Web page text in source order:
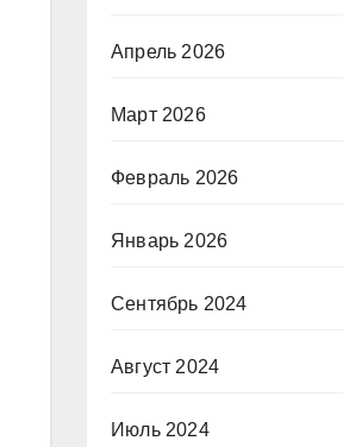
Апрель 2026
Март 2026
Февраль 2026
Январь 2026
Сентябрь 2024
Август 2024
Июль 2024